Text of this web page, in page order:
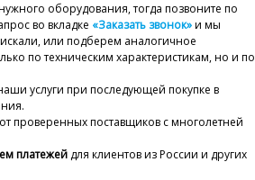
оборудования, тогда позвоните по
во вкладке «Заказать звонок»и мы
или подберем аналогичное
по техническим характеристикам, но и по
услуги при последующей покупке в
от проверенных поставщиков с многолетней
платежей для клиентов из России и других